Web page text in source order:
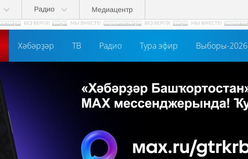
Радио Медиацентр
Хәбәрҙәр ТВ Радио Тура эфир Выборы-2026